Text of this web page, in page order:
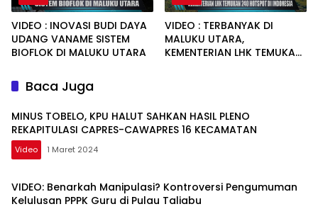
VIDEO : INOVASI BUDI DAYA
UDANG VANAME SISTEM
BIOFLOK DI MALUKU UTARA
VIDEO : TERBANYAK DI
MALUKU UTARA,
KEMENTERIAN LHK TEMUKAN
Baca Juga
MINUS TOBELO, KPU HALUT SAHKAN HASIL PLENO
REKAPITULASI CAPRES-CAWAPRES 16 KECAMATAN
Video 1 Maret 2024
VIDEO: Benarkah Manipulasi? Kontroversi Pengumuman
Kelulusan PPPK Guru di Pulau Taliabu